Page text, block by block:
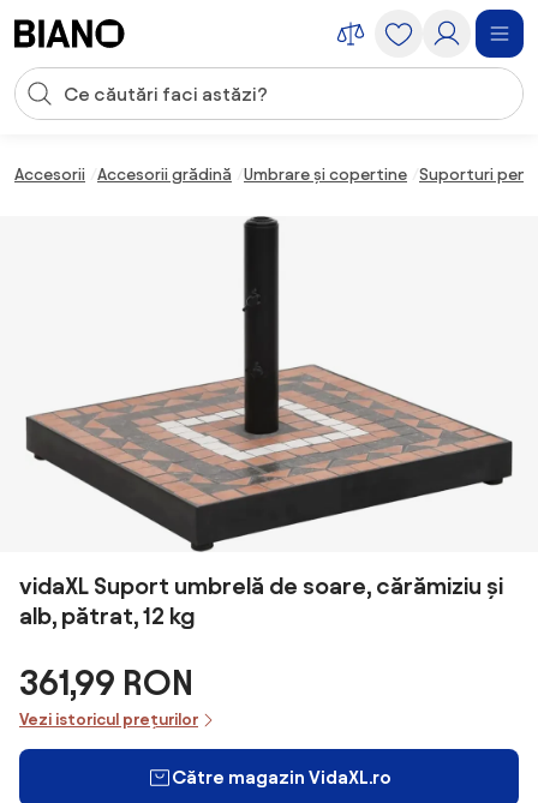
Introducerea căutării
Accesorii Accesorii grădină Umbrare și copertine Suporturi
vidaXL Suport umbrelă de soare, cărămiziu și
alb, pătrat, 12 kg
361,99 RON
Vezi istoricul prețurilor
Către magazin VidaXL.ro